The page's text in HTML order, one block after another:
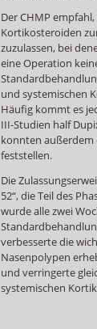
Der CHMP
Kortikosteroiden
zuzulassen, bei
eine Operation
und systemischen
Häufig kommt es
III-Studien half
konnten außerdem
feststellen.
Die
52“, die Teil des
wurde alle zwei
verbesserte die
Nasenpolypen
und verringerte
systemischen